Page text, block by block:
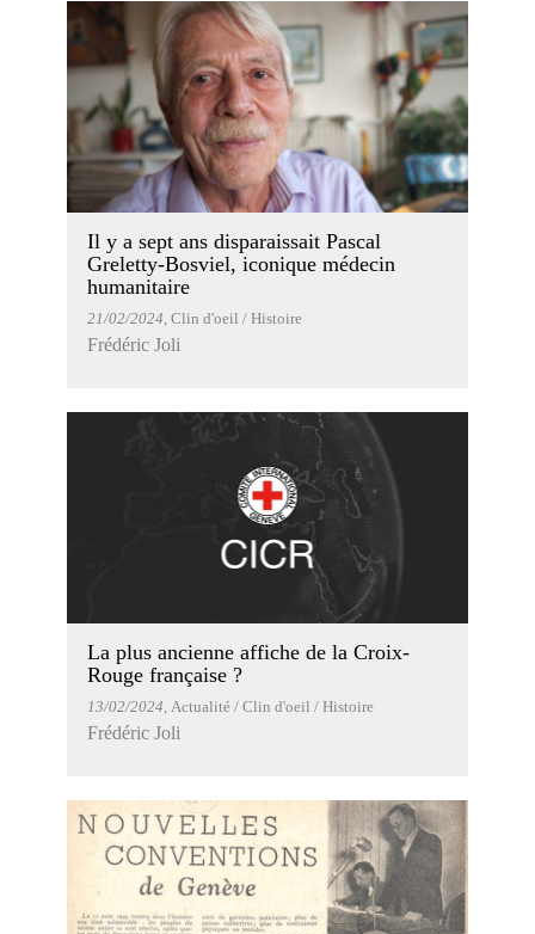
Il y a sept ans disparaissait Pascal
Greletty-Bosviel, iconique médecin
humanitaire
21/02/2024 , Clin d'oeil / Histoire
Frédéric Joli
La plus ancienne affiche de la Croix-
Rouge française ?
13/02/2024 , Actualité / Clin d'oeil / Histoire
Frédéric Joli